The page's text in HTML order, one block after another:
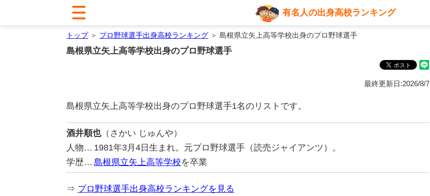
有名人の出身高校ランキング
トップ＞ プロ野球選手出身高校ランキング ＞ 島根県立矢上高等学校出身のプロ野球選手
島根県立矢上高等学校出身のプロ野球選手
最終更新日:2026/8/7
島根県立矢上高等学校出身のプロ野球選手1名のリストです。
酒井順也（さかい じゅんや）
人物… 1981年3月4日生まれ。元プロ野球選手（読売ジャイアンツ）。
学歴… 島根県立矢上高等学校を卒業
⇒ プロ野球選手出身高校ランキングを見る